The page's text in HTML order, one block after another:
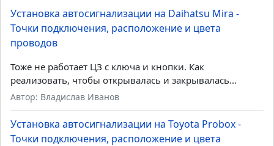
Установка автосигнализации на Daihatsu Mira -
Точки подключения, расположение и цвета
проводов
Тоже не работает ЦЗ с ключа и кнопки. Как
реализовать, чтобы открывалась и закрывалась...
Автор: Владислав Иванов
Установка автосигнализации на Toyota Probox -
Точки подключения, расположение и цвета